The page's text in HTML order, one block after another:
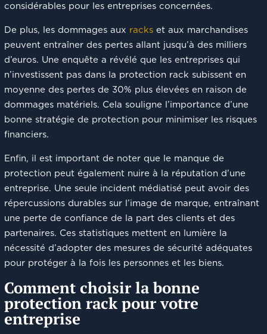
considérables pour les entreprises concernées.
De plus, les dommages aux rackset aux marchandises
peuvent entraîner des pertes allant jusqu’à des milliers
d’euros. Une enquête a révélé que les entreprises qui
n’investissent pas dans la protection rack subissent en
moyenne des pertes de 30% plus élevées en raison de
dommages matériels. Cela souligne l’importance d’une
bonne stratégie de protection pour minimiser les risques
financiers.
Enfin, il est important de noter que le manque de
protection peut également nuire à la réputation d’une
entreprise. Une seule incident médiatisé peut avoir des
répercussions durables sur l’image de marque, entraînant
une perte de confiance de la part des clients et des
partenaires. Ces statistiques mettent en lumière la
nécessité d’adopter des mesures de sécurité adéquates
pour protéger à la fois les personnes et les biens.
Comment choisir la bonne
protection rack pour votre
entreprise